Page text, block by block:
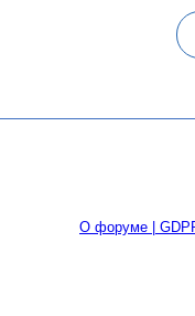
О форуме |